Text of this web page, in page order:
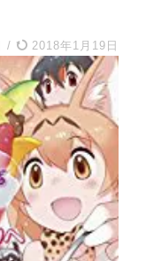
/ 2018年1月19日